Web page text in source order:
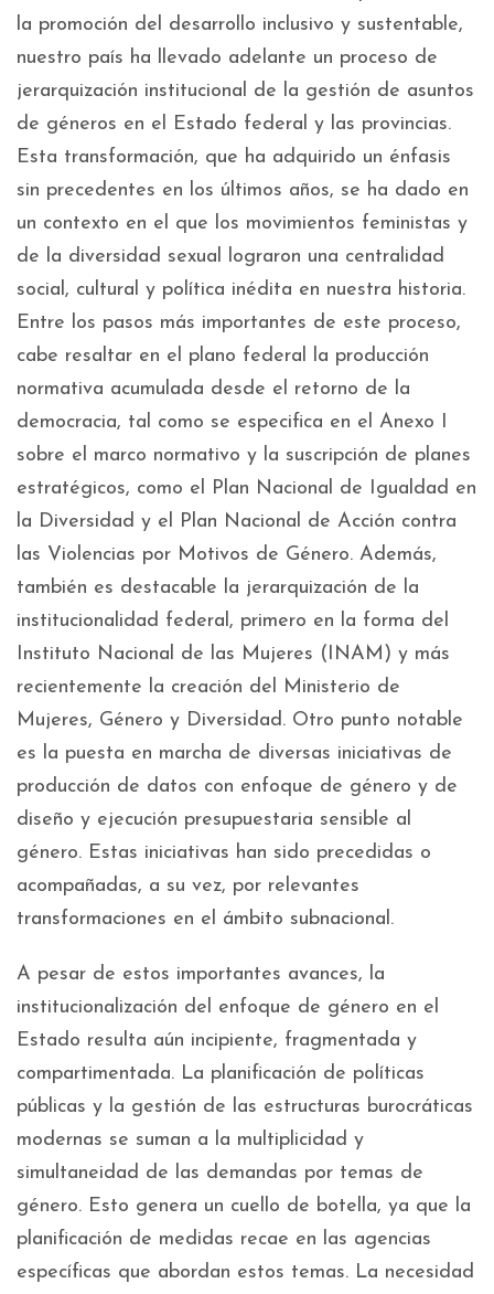
la promoción del desarrollo inclusivo y sustentable,
nuestro país ha llevado adelante un proceso de
jerarquización institucional de la gestión de asuntos
de géneros en el Estado federal y las provincias.
Esta transformación, que ha adquirido un énfasis
sin precedentes en los últimos años, se ha dado en
un contexto en el que los movimientos feministas y
de la diversidad sexual lograron una centralidad
social, cultural y política inédita en nuestra historia.
Entre los pasos más importantes de este proceso,
cabe resaltar en el plano federal la producción
normativa acumulada desde el retorno de la
democracia, tal como se especifica en el Anexo I
sobre el marco normativo y la suscripción de planes
estratégicos, como el Plan Nacional de Igualdad en
la Diversidad y el Plan Nacional de Acción contra
las Violencias por Motivos de Género. Además,
también es destacable la jerarquización de la
institucionalidad federal, primero en la forma del
Instituto Nacional de las Mujeres (INAM) y más
recientemente la creación del Ministerio de
Mujeres, Género y Diversidad. Otro punto notable
es la puesta en marcha de diversas iniciativas de
producción de datos con enfoque de género y de
diseño y ejecución presupuestaria sensible al
género. Estas iniciativas han sido precedidas o
acompañadas, a su vez, por relevantes
transformaciones en el ámbito subnacional.
A pesar de estos importantes avances, la
institucionalización del enfoque de género en el
Estado resulta aún incipiente, fragmentada y
compartimentada. La planificación de políticas
públicas y la gestión de las estructuras burocráticas
modernas se suman a la multiplicidad y
simultaneidad de las demandas por temas de
género. Esto genera un cuello de botella, ya que la
planificación de medidas recae en las agencias
específicas que abordan estos temas. La necesidad